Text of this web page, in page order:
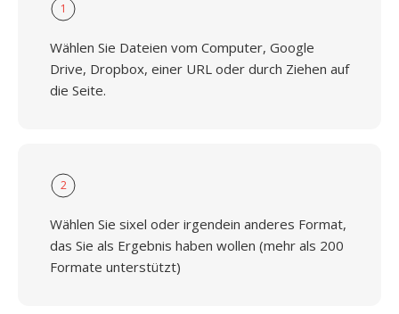
1
Wählen Sie Dateien vom Computer, Google
Drive, Dropbox, einer URL oder durch Ziehen auf
die Seite.
2
Wählen Sie sixel oder irgendein anderes Format,
das Sie als Ergebnis haben wollen (mehr als 200
Formate unterstützt)